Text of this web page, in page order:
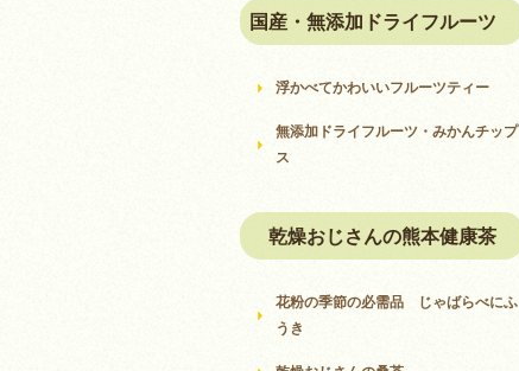
国産・無添加ドライフルーツ
浮かべてかわいいフルーツティー
無添加ドライフルーツ・みかんチップ
ス
乾燥おじさんの熊本健康茶
花粉の季節の必需品 じゃばらべにふ
うき